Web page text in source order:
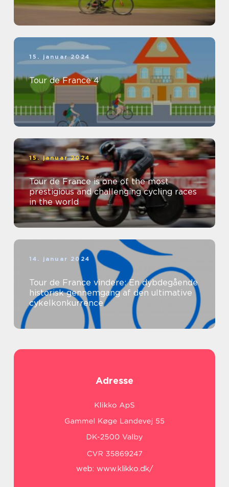
15. januar 2024
Tour de France 4
15. januar 2024
Tour de France is one of the most
prestigious and challenging cycling races
in the world
14. januar 2024
Tour de France vindere: En dybdegående
historisk gennemgang af den ultimative
cykelkonkurrence
Adresse
web: www.klikko.dk/